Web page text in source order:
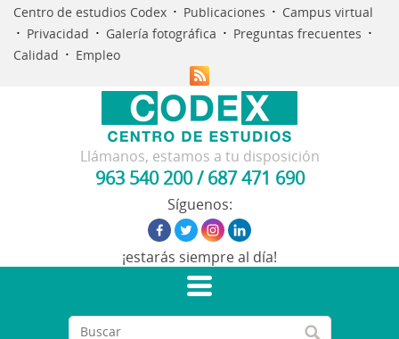
Centro de estudios Codex · Publicaciones · Campus virtual
· Privacidad · Galería fotográfica · Preguntas frecuentes ·
Calidad · Empleo
Llámanos, estamos a tu disposición
963 540 200/687 471 690
Síguenos:
¡estarás siempre al día!